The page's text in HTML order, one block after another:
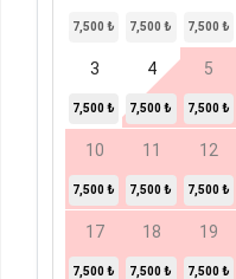
7,500 ₺ 7,500 ₺ 7,500 ₺
3
7,500 ₺
4
7,500 ₺
5
7,500 ₺
10
7,500 ₺
11
7,500 ₺
12
7,500 ₺
17
7,500 ₺
18
7,500 ₺
19
7,500 ₺